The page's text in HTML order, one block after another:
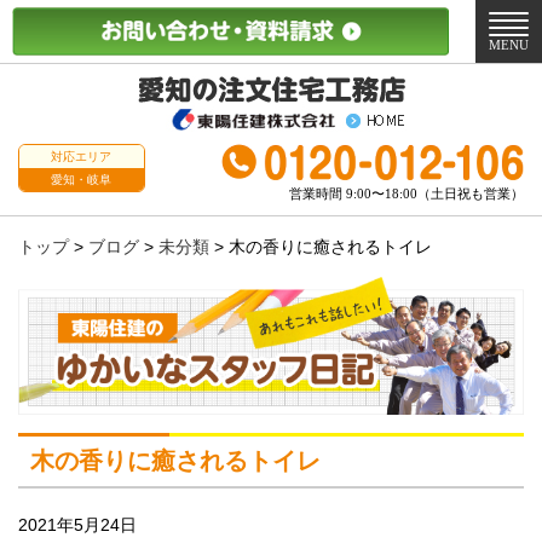
対応エリア
愛知・岐阜
営業時間 9:00〜18:00（土日祝も営業）
メ
ニ
MENU
トップ> ブログ > 未分類 > 木の香りに癒されるトイレ
木の香りに癒されるトイレ
2021年5月24日